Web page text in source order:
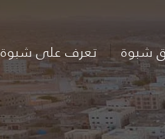
شبوة تعرف على شبوة